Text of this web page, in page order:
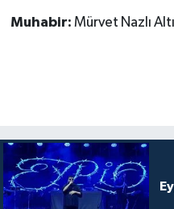
Muhabir: Mürvet Nazlı